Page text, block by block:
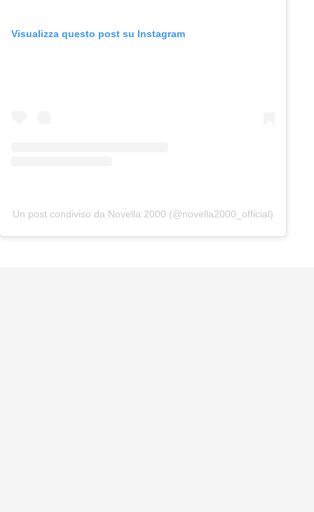
Visualizza questo post su Instagram
Un post condiviso da Novella 2000 (@novella2000_official)